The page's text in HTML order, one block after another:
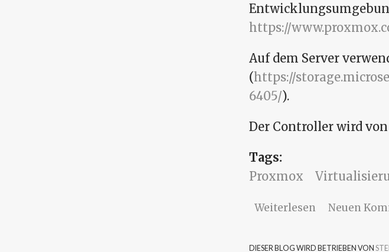
https://
Auf dem Server
(https://
6405/).
Der Controller wird
Tags:
Proxmox
Weiterlesen über
Neuen
DIESER BLOG WIRD BETRIEBEN VON